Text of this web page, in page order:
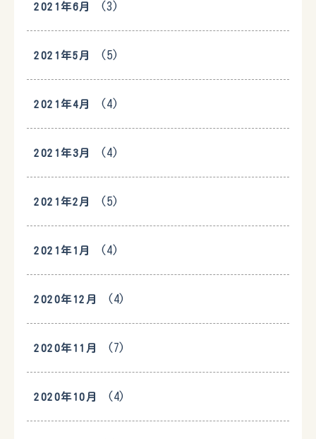
2021年6月 (3)
2021年5月 (5)
2021年4月 (4)
2021年3月 (4)
2021年2月 (5)
2021年1月 (4)
2020年12月 (4)
2020年11月 (7)
2020年10月 (4)